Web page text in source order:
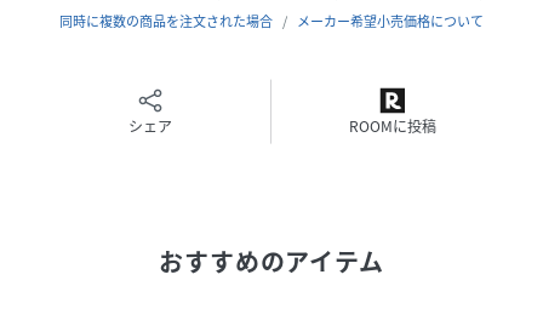
◆商品説明◆
いずれも付けた時のバランスに最大限こだわり、どんなコー
ディネートにも合わせやすい優秀アイテムです◎
付けたときのシルエットやバランスにこだわった、すこしの
同時に複数の商品を注文された場合
メーカー希望小売価格について
シェア ROOMに投稿
おすすめのアイテム